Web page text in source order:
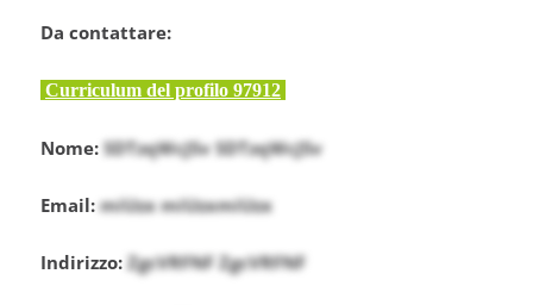
Da contattare:
Curriculum del profilo 97912
Nome: SDTzqWcJSv SDTzqWcJSv
Email:miUzx miUzxmiUzx
Indirizzo: ZgcVRFNF ZgcVRFNF